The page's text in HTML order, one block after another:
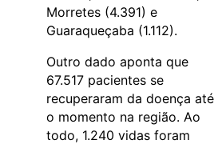
Morretes (4.391) e
Guaraqueçaba (1.112).
Outro dado aponta que
67.517 pacientes se
recuperaram da doença até
o momento na região. Ao
todo, 1.240 vidas foram